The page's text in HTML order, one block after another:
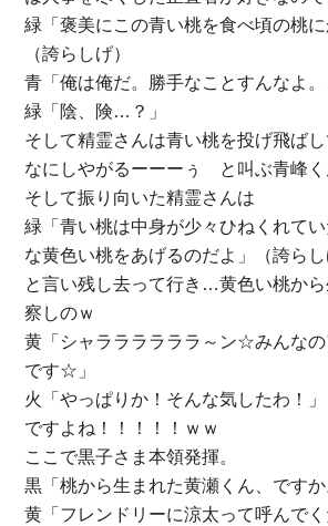
緑「褒美にこの青い桃を食べ頃の桃に
（誇らしげ）
青「俺は俺だ。勝手なことすんなよ。
緑「陰、険…？」
そして精霊さんは青い桃を投げ飛ば
なにしやがるーーーぅ と叫ぶ青峰く
そして振り向いた精霊さんは
緑「青い桃は中身が少々ひねくれて
な黄色い桃をあげるのだよ」（誇らし
と言い残し去って行き…黄色い桃か
察しのｗ
黄「シャララララララ～ン☆みんな
です☆」
火「やっぱりか！そんな気したわ！」
ですよね！！！！！ｗｗ
ここで黒子さま本領発揮。
黒「桃から生まれた黄瀬くん、ですか
黄「フレンドリーに涼太って呼んで